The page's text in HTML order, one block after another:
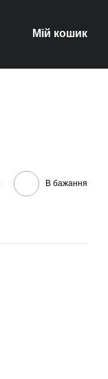
Мій кошик
В бажання